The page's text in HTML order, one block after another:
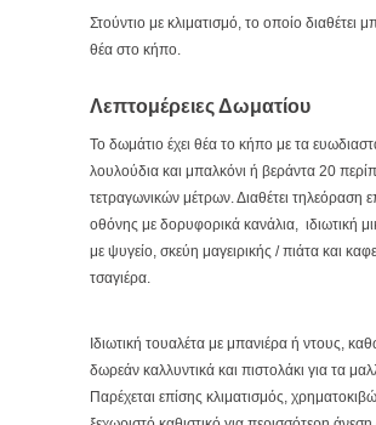
Στούντιο με κλιματισμό, το οποίο διαθέτει
θέα στο κήπο.
Λεπτομέρειες Δωματίου
Το δωμάτιο έχει θέα το κήπο με τα
λουλούδια και μπαλκόνι ή βεράντα 20
τετραγωνικών μέτρων. Διαθέτει τηλεόραση
οθόνης με δορυφορικά κανάλια, ιδιωτική
με ψυγείο, σκεύη μαγειρικής / πιάτα και
τσαγιέρα.
Ιδιωτική τουαλέτα με μπανιέρα ή ντους,
δωρεάν καλλυντικά και πιστολάκι για τα
Παρέχεται επίσης κλιματισμός,